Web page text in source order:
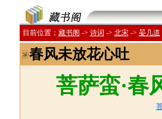
目前位置； 藏书阁 -> 诗词 -> 北宋 -> 晏几道
春风未放花心吐
菩萨蛮·春